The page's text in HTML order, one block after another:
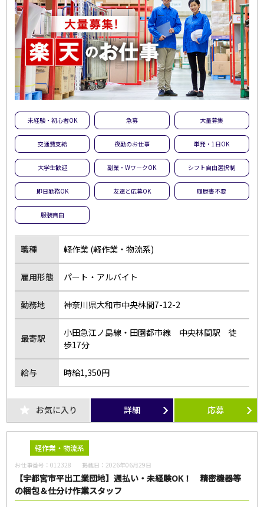
未経験・初心者OK 急募 大量募集
交通費支給 夜勤のお仕事 単発・1日OK
大学生歓迎 副業・WワークOK シフト自由選択制
即日勤務OK 友達と応募OK 履歴書不要
服装自由
職種 軽作業 (軽作業・物流系)
雇用形態 パート・アルバイト
勤務地 神奈川県大和市中央林間7-12-2
最寄駅
小田急江ノ島線・田園都市線 中央林間駅 徒
歩17分
給与 時給1,350円
お気に入り 詳細 応募
軽作業・物流系
お仕事番号：012328 掲載日： 2026年06月29日
【宇都宮市平出工業団地】週払い・未経験OK！ 精密機器等
の梱包＆仕分け作業スタッフ